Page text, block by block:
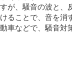
が、騒音の波と、
ることで、音を消
車などで、騒音対